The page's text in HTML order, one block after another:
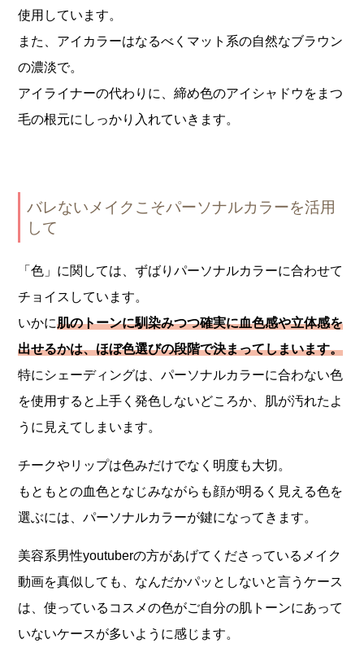
使用しています。
また、アイカラーはなるべくマット系の自然なブラウン
の濃淡で。
アイライナーの代わりに、締め色のアイシャドウをまつ
毛の根元にしっかり入れていきます。
バレないメイクこそパーソナルカラーを活用
して
「色」に関しては、ずばりパーソナルカラーに合わせて
チョイスしています。
いかに肌のトーンに馴染みつつ確実に血色感や立体感を
出せるかは、ほぼ色選びの段階で決まってしまいます。
特にシェーディングは、パーソナルカラーに合わない色
を使用すると上手く発色しないどころか、肌が汚れたよ
うに見えてしまいます。
チークやリップは色みだけでなく明度も大切。
もともとの血色となじみながらも顔が明るく見える色を
選ぶには、パーソナルカラーが鍵になってきます。
美容系男性youtuberの方があげてくださっているメイク
動画を真似しても、なんだかパッとしないと言うケース
は、使っているコスメの色がご自分の肌トーンにあって
いないケースが多いように感じます。